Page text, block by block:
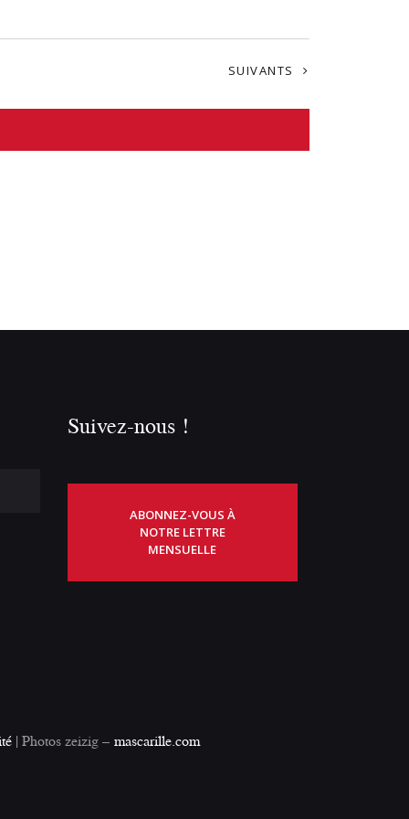
ÉVÈNEMENTS
SUIVANTS
Suivez-nous !
ABONNEZ-VOUS À
NOTRE LETTRE
MENSUELLE
| Photos zeizig – mascarille.com